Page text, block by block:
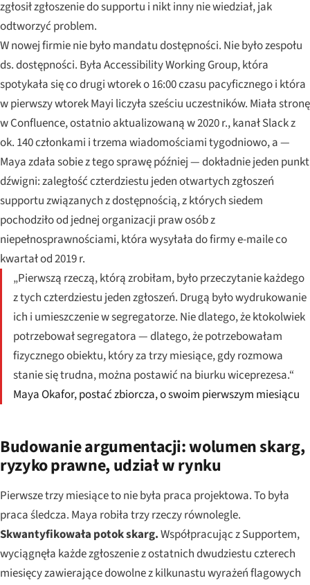
zgłosił zgłoszenie do supportu i nikt inny nie wiedział, jak
odtworzyć problem.
W nowej firmie nie było mandatu dostępności. Nie było zespołu
ds. dostępności. Była Accessibility Working Group, która
spotykała się co drugi wtorek o 16:00 czasu pacyficznego i która
w pierwszy wtorek Mayi liczyła sześciu uczestników. Miała stronę
w Confluence, ostatnio aktualizowaną w 2020 r., kanał Slack z
ok. 140 członkami i trzema wiadomościami tygodniowo, a —
Maya zdała sobie z tego sprawę później — dokładnie jeden punkt
dźwigni: zaległość czterdziestu jeden otwartych zgłoszeń
supportu związanych z dostępnością, z których siedem
pochodziło od jednej organizacji praw osób z
niepełnosprawnościami, która wysyłała do firmy e-maile co
kwartał od 2019 r.
„Pierwszą rzeczą, którą zrobiłam, było przeczytanie każdego
z tych czterdziestu jeden zgłoszeń. Drugą było wydrukowanie
ich i umieszczenie w segregatorze. Nie dlatego, że ktokolwiek
potrzebował segregatora — dlatego, że potrzebowałam
fizycznego obiektu, który za trzy miesiące, gdy rozmowa
stanie się trudna, można postawić na biurku wiceprezesa.“
Maya Okafor, postać zbiorcza, o swoim pierwszym miesiącu
Budowanie argumentacji: wolumen skarg,
ryzyko prawne, udział w rynku
Pierwsze trzy miesiące to nie była praca projektowa. To była
praca śledcza. Maya robiła trzy rzeczy równolegle.
Skwantyfikowała potok skarg.Współpracując z Supportem,
wyciągnęła każde zgłoszenie z ostatnich dwudziestu czterech
miesięcy zawierające dowolne z kilkunastu wyrażeń flagowych